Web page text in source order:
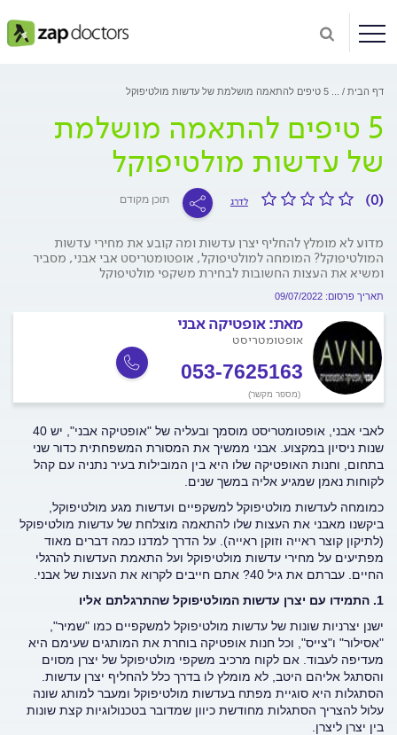
דף הבית 5 טיפים להתאמה מושלמת של עדשות מולטיפוקל
5 טיפים להתאמה מושלמת
של עדשות מולטיפוקל
(0) לדרג תוכן מקודם
מדוע לא מומלץ להחליף יצרן עדשות ומה קובע את מחירי עדשות
המולטיפוקל? המומחה למולטיפוקל, אופטומטריסט אבי אבני, מסביר
ומשיא את העצות החשובות לבחירת משקפי מולטיפוקל
תאריך פרסום: 09/07/2022
מאת: אופטיקה אבני
אופטומטריסט
053-7625163
(מספר מקשר)
לאבי אבני, אופטומטריסט מוסמך ובעליה של "אופטיקה אבני", יש 40
שנות ניסיון במקצוע. אבני ממשיך את המסורת המשפחתית כדור שני
בתחום, וחנות האופטיקה שלו היא בין המובילות בעיר נתניה עם קהל
לקוחות נאמן שמגיע אליה במשך שנים.
כמומחה לעדשות מולטיפוקל למשקפיים ועדשות מגע מולטיפוקל,
ביקשנו מאבני את העצות שלו להתאמה מוצלחת של עדשות מולטיפוקל
(לתיקון קוצר ראייה וזוקן ראייה). על הדרך למדנו כמה דברים מאוד
מפתיעים על מחירי עדשות מולטיפוקל ועל התאמת העדשות להרגלי
החיים. עברתם את גיל 40? אתם חייבים לקרוא את העצות של אבני.
1. התמידו עם יצרן עדשות המולטיפוקל שהתרגלתם אליו
ישנן יצרניות שונות של עדשות מולטיפוקל למשקפיים כמו "שמיר",
"אסילור" ו"צייס", וכל חנות אופטיקה בוחרת את המותגים שעימם היא
מעדיפה לעבוד. אם לקוח מרכיב משקפי מולטיפוקל של יצרן מסוים
והסתגל אליהם היטב, לא מומלץ לו בדרך כלל להחליף יצרן עדשות.
הסתגלות היא סוגיית מפתח בעדשות מולטיפוקל ומעבר למותג שונה
עלול להצריך הסתגלות מחודשת כיוון שמדובר בטכנולוגיות קצת שונות
בין יצרן ליצרן.